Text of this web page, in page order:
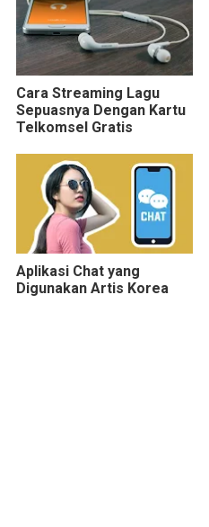
Cara Streaming Lagu
Sepuasnya Dengan Kartu
Telkomsel Gratis
Aplikasi Chat yang
Digunakan Artis Korea